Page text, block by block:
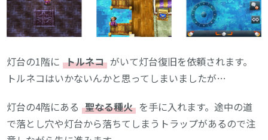
灯台の1階に トルネコ がいて灯台復旧を依頼されます。
トルネコはいかないんかと思ってしまいましたが…
灯台の4階にある 聖なる種火 を手に入れます。途中の道
で落とし穴や灯台から落ちてしまうトラップがあるので注